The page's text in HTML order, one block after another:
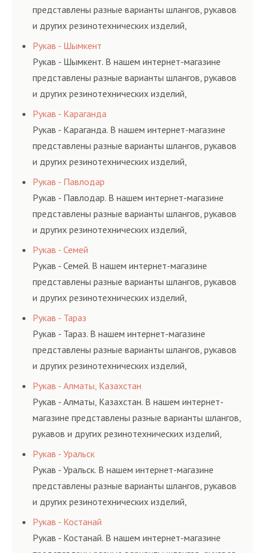
представлены разные варианты шлангов, рукавов
и других резинотехнических изделий,
соответствующих ГОСТам, техническим условиям
и нормативам.
Рукав - Шымкент
Рукав - Шымкент. В нашем интернет-магазине
представлены разные варианты шлангов, рукавов
и других резинотехнических изделий,
соответствующих ГОСТам, техническим условиям
и нормативам.
Рукав - Караганда
Рукав - Караганда. В нашем интернет-магазине
представлены разные варианты шлангов, рукавов
и других резинотехнических изделий,
соответствующих ГОСТам, техническим условиям
и нормативам.
Рукав - Павлодар
Рукав - Павлодар. В нашем интернет-магазине
представлены разные варианты шлангов, рукавов
и других резинотехнических изделий,
соответствующих ГОСТам, техническим условиям
и нормативам.
Рукав - Семей
Рукав - Семей. В нашем интернет-магазине
представлены разные варианты шлангов, рукавов
и других резинотехнических изделий,
соответствующих ГОСТам, техническим условиям
и нормативам.
Рукав - Тараз
Рукав - Тараз. В нашем интернет-магазине
представлены разные варианты шлангов, рукавов
и других резинотехнических изделий,
соответствующих ГОСТам, техническим условиям
и нормативам.
Рукав - Алматы, Казахстан
Рукав - Алматы, Казахстан. В нашем интернет-
магазине представлены разные варианты шлангов,
рукавов и других резинотехнических изделий,
соответствующих ГОСТам, техническим условиям
и нормативам.
Рукав - Уральск
Рукав - Уральск. В нашем интернет-магазине
представлены разные варианты шлангов, рукавов
и других резинотехнических изделий,
соответствующих ГОСТам, техническим условиям
и нормативам.
Рукав - Костанай
Рукав - Костанай. В нашем интернет-магазине